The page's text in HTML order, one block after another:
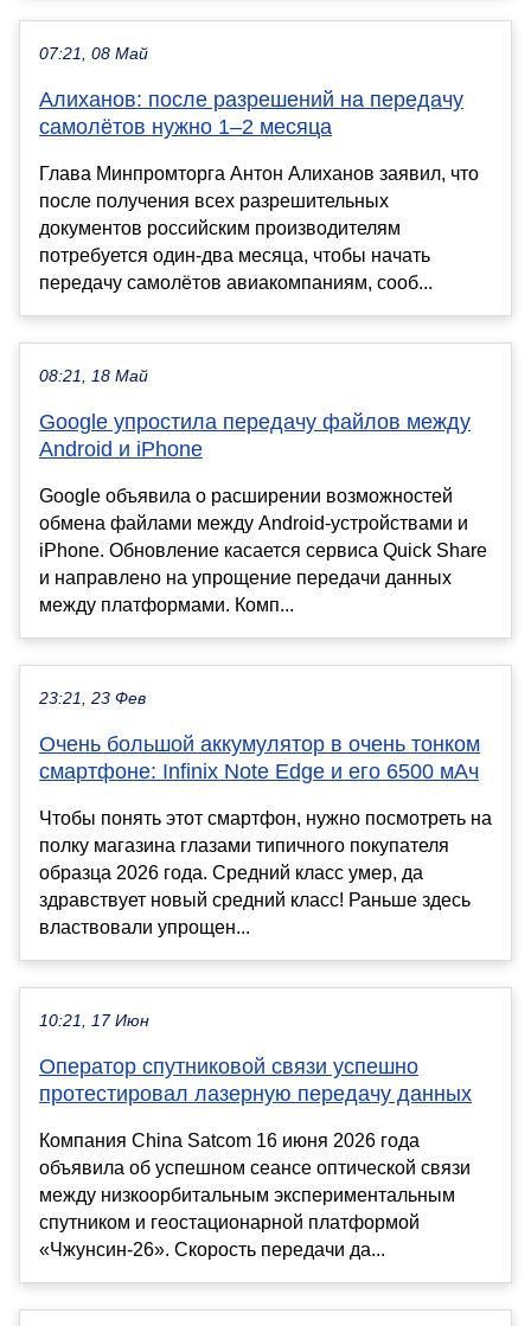
07:21, 08 Май
Алиханов: после разрешений на передачу
самолётов нужно 1–2 месяца
Глава Минпромторга Антон Алиханов заявил, что
после получения всех разрешительных
документов российским производителям
потребуется один-два месяца, чтобы начать
передачу самолётов авиакомпаниям, сооб...
08:21, 18 Май
Google упростила передачу файлов между
Android и iPhone
Google объявила о расширении возможностей
обмена файлами между Android-устройствами и
iPhone. Обновление касается сервиса Quick Share
и направлено на упрощение передачи данных
между платформами. Комп...
23:21, 23 Фев
Очень большой аккумулятор в очень тонком
смартфоне: Infinix Note Edge и его 6500 мАч
Чтобы понять этот смартфон, нужно посмотреть на
полку магазина глазами типичного покупателя
образца 2026 года. Средний класс умер, да
здравствует новый средний класс! Раньше здесь
властвовали упрощен...
10:21, 17 Июн
Оператор спутниковой связи успешно
протестировал лазерную передачу данных
Компания China Satcom 16 июня 2026 года
объявила об успешном сеансе оптической связи
между низкоорбитальным экспериментальным
спутником и геостационарной платформой
«Чжунсин-26». Скорость передачи да...